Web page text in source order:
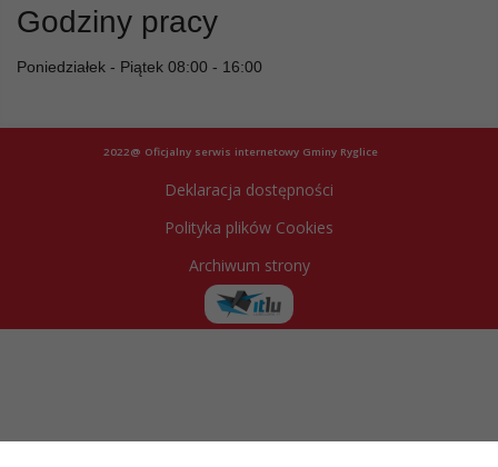
Godziny pracy
Poniedziałek - Piątek 08:00 - 16:00
2022@ Oficjalny serwis internetowy Gminy Ryglice
Deklaracja dostępności
Polityka plików Cookies
Archiwum strony